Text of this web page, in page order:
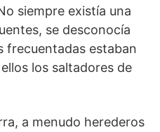
siempre existía una
se desconocía
frecuentadas estaban
los saltadores de
a menudo herederos